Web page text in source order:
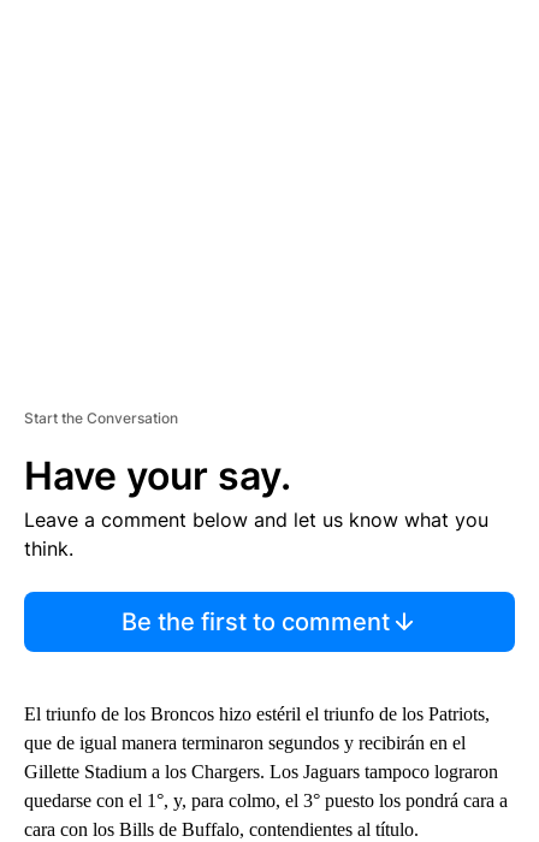
Start the Conversation
Have your say.
Leave a comment below and let us know what you
think.
Be the first to comment
El triunfo de los Broncos hizo estéril el triunfo de los Patriots,
que de igual manera terminaron segundos y recibirán en el
Gillette Stadium a los Chargers. Los Jaguars tampoco lograron
quedarse con el 1°, y, para colmo, el 3° puesto los pondrá cara a
cara con los Bills de Buffalo, contendientes al título.